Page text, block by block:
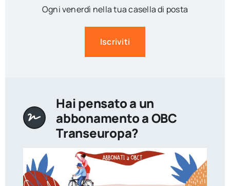
Ogni venerdì nella tua casella di posta
Iscriviti
Hai pensato a un
abbonamento a OBC
Transeuropa?